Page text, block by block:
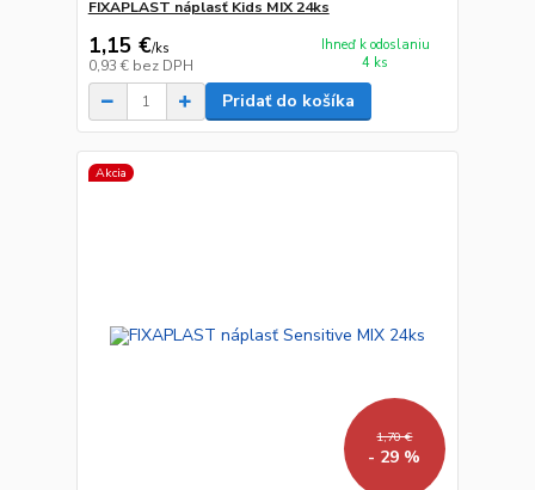
FIXAPLAST náplasť Kids MIX 24ks
1,15 €/ks
0,93 € bez DPH
Ihneď k odoslaniu
4 ks
Pridať do košíka
Akcia
1,70 €
- 29 %